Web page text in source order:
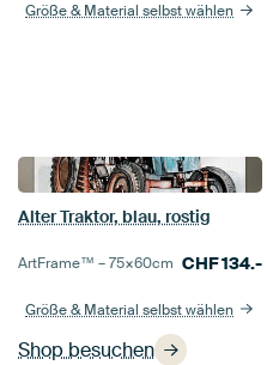
Shop besuchen
Größe & Material selbst wählen
Alter Traktor, blau, rostig
ArtFrame™ –75×60cm CHF134.-
Größe & Material selbst wählen